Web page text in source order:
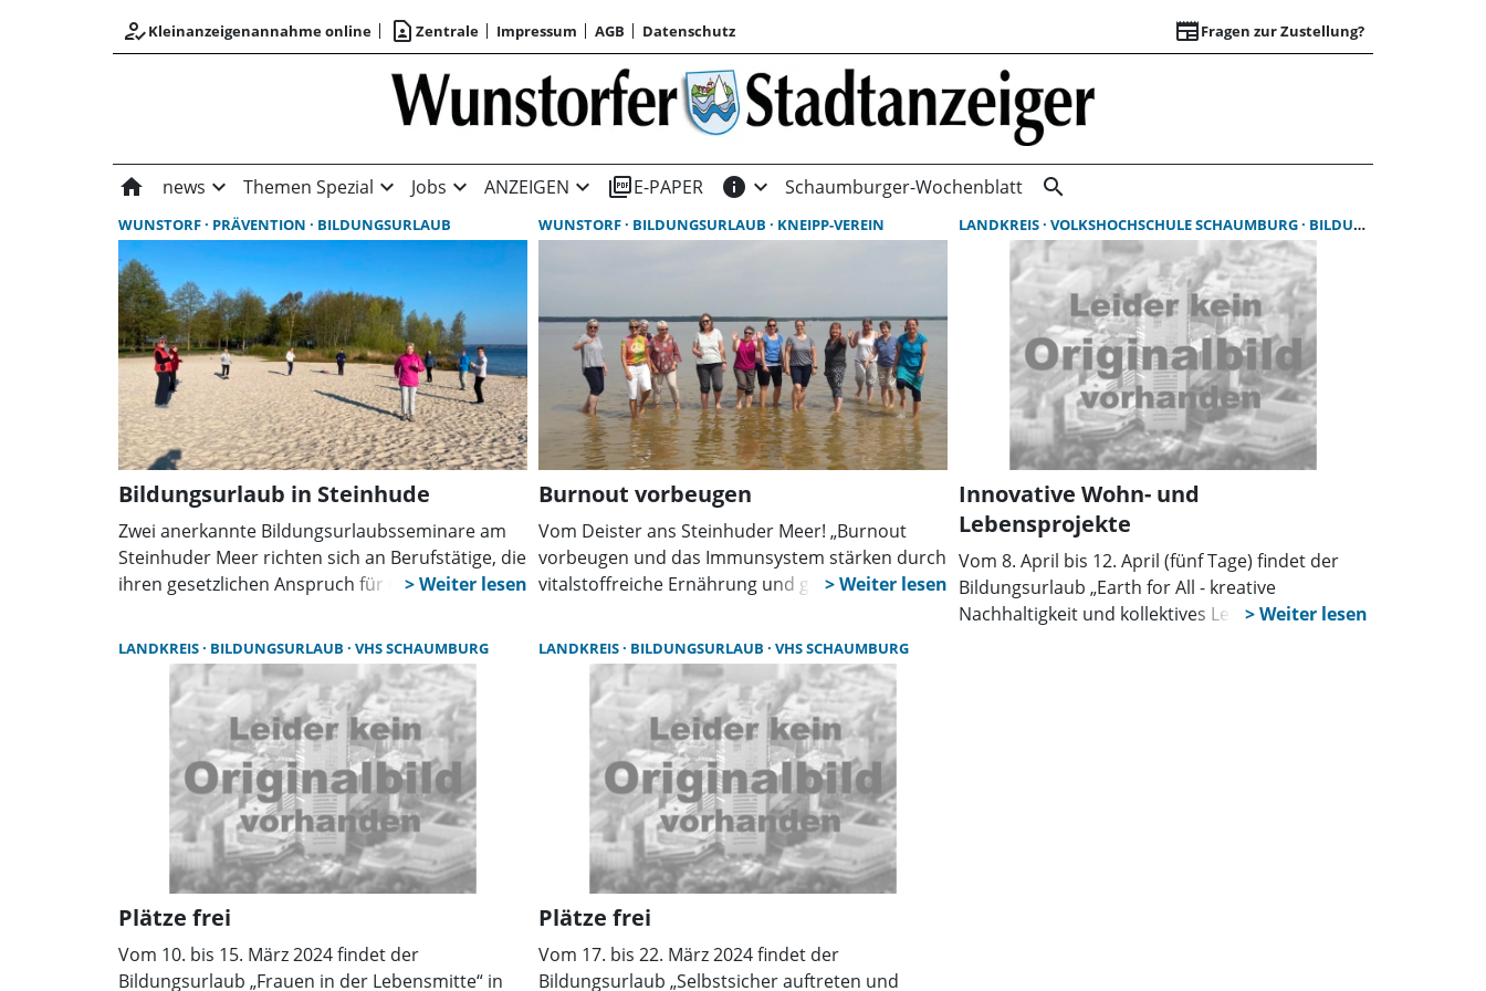
how_to_regKleinanzeigenannahme online contact_page Zentrale Impressum AGB Datenschutz newspaperFragen zur Zustellung?
Suchergebnisse |
home news expand_more Themen Spezial expand_more Jobs expand_more ANZEIGEN expand_more picture_as_pdfE-PAPER info expand_more Schaumburger-Wochenblatt search
WUNSTORF PRÄVENTION BILDUNGSURLAUB
Bildungsurlaub in Steinhude
Zwei anerkannte Bildungsurlaubsseminare am
Steinhuder Meer richten sich an Berufstätige, die
ihren gesetzlichen Anspruch für Gesundheit und
Entspannung in naturnaher Umgebung.
WUNSTORF BILDUNGSURLAUB KNEIPP-VEREIN
Burnout vorbeugen
Vom Deister ans Steinhuder Meer! „Burnout
vorbeugen und das Immunsystem stärken durch
vitalstoffreiche Ernährung und gezieltes
Wennigsen/Gehrden.
LANDKREIS VOLKSHOCHSCHULE SCHAUMBURG BILDUNGSURLAUB
Innovative Wohn- und
Lebensprojekte
Vom 8. April bis 12. April (fünf Tage) findet der
Bildungsurlaub „Earth for All - kreative
Nachhaltigkeit und kollektives Lernen“ in Berlin
LANDKREIS BILDUNGSURLAUB VHS SCHAUMBURG
Plätze frei
Vom 10. bis 15. März 2024 findet der
Bildungsurlaub „Frauen in der Lebensmitte“ in
LANDKREIS BILDUNGSURLAUB VHS SCHAUMBURG
Plätze frei
Vom 17. bis 22. März 2024 findet der
Bildungsurlaub „Selbstsicher auftreten und